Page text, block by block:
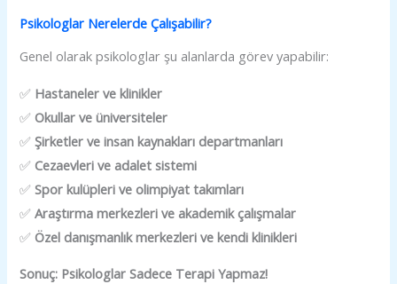
Psikologlar Nerelerde Çalışabilir?
Genel olarak psikologlar şu alanlarda görev yapabilir:
✅ Hastaneler ve klinikler
✅ Okullar ve üniversiteler
✅Şirketler ve insan kaynakları departmanları
✅ Cezaevleri ve adalet sistemi
✅Spor kulüpleri ve olimpiyat takımları
✅Araştırma merkezleri ve akademik çalışmalar
✅ Özel danışmanlık merkezleri ve kendi klinikleri
Sonuç: Psikologlar Sadece Terapi Yapmaz!